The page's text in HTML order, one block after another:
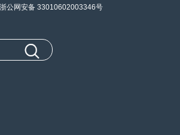
浙公网安备 33010602003346号